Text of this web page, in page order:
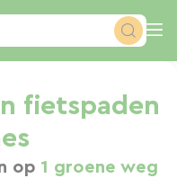
fietspaden
op 1 groene weg